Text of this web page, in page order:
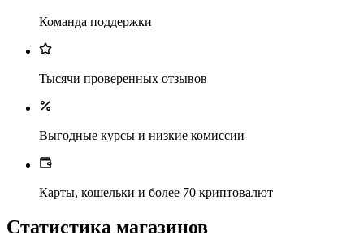
Команда поддержки
Тысячи проверенных отзывов
Выгодные курсы и низкие комиссии
Карты, кошельки и более 70 криптовалют
Статистика магазинов